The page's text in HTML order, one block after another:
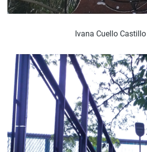
Ivana Cuello Castillo